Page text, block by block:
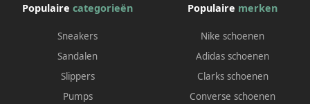
Populaire categorieën
Sneakers
Sandalen
Slippers
Pumps
Populaire merken
Nike schoenen
Adidas schoenen
Clarks schoenen
Converse schoenen